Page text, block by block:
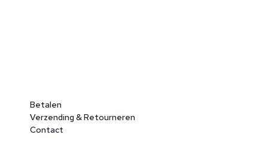
Betalen
Verzending & Retourneren
Contact